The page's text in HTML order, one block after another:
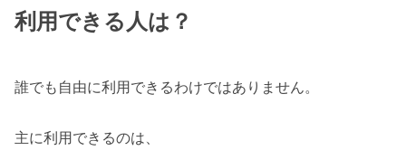
利用できる人は？
誰でも自由に利用できるわけではありません。
主に利用できるのは、